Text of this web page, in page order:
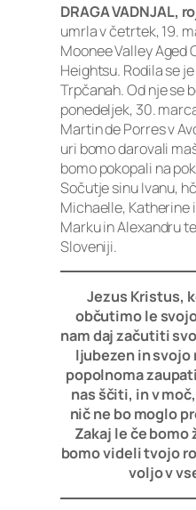
DRAGA VADNJAL,
umrla v četrtek, 19.
Moonee Valley Aged
Heightsu. Rodila se
Trpčanah. Od nje se
ponedeljek, 30.
Martin de Porres v
uri bomo darovali
bomo pokopali na
Sočutje sinu Ivanu,
Michaelle, Katherine
Marku in Alexandru
Sloveniji.
Jezus Kristus,
občutimo le
nam daj začutiti
ljubezen in svojo
popolnoma
nas ščiti, in v
nič ne bo moglo
Zakaj le če
bomo videli tvojo
voljo v